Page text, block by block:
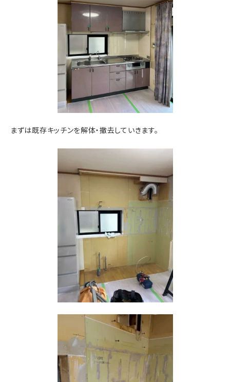
まずは既存キッチンを解体・撤去していきます。